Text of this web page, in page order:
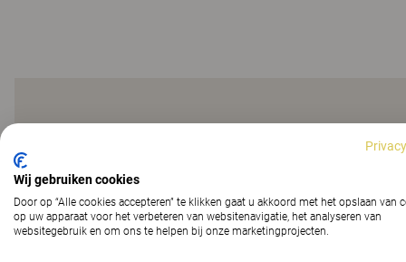
Het assortiment
NANO is een assortiment bureaus voor een of meer
persoonlijke en groepsruimte. Vrijstaand of samen,
worden gekoppeld, zodat er meer werkplekken naast
Wij gebruiken cookies
Door op “Alle cookies accepteren” te klikken gaat u akkoord met het opslaan van
op uw apparaat voor het verbeteren van websitenavigatie, het analyseren van
websitegebruik en om ons te helpen bij onze marketingprojecten.